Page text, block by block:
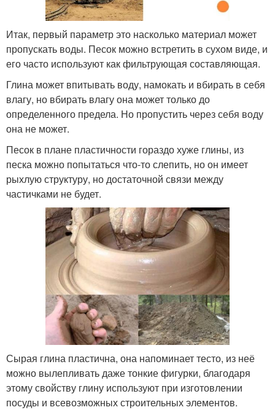
Итак, первый параметр это насколько материал может
пропускать воды. Песок можно встретить в сухом виде, и
его часто используют как фильтрующая составляющая.
Глина может впитывать воду, намокать и вбирать в себя
влагу, но вбирать влагу она может только до
определенного предела. Но пропустить через себя воду
она не может.
Песок в плане пластичности гораздо хуже глины, из
песка можно попытаться что-то слепить, но он имеет
рыхлую структуру, но достаточной связи между
частичками не будет.
Сырая глина пластична, она напоминает тесто, из неё
можно вылепливать даже тонкие фигурки, благодаря
этому свойству глину используют при изготовлении
посуды и всевозможных строительных элементов.